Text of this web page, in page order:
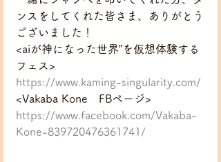
ンスをしてくれた皆さま、ありがとう
ございました！
<aiが神になった世界”を仮想体験する
フェス>
https://www.kaming-singularity.com/
<Vakaba Kone　FBページ>
https://www.facebook.com/Vakaba-
Kone-839720476361741/